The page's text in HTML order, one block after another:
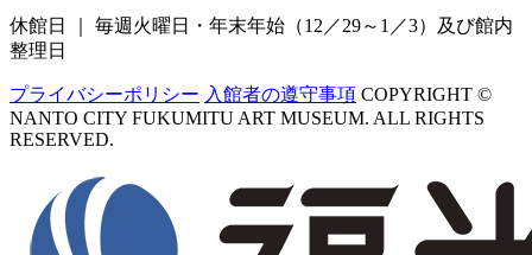
休館日 ｜ 毎週火曜日・年末年始（12／29～1／3）
及び館内
整理日
プライバシーポリシー 入館者の遵守事項 COPYRIGHT ©
NANTO CITY FUKUMITU ART MUSEUM. ALL RIGHTS
RESERVED.